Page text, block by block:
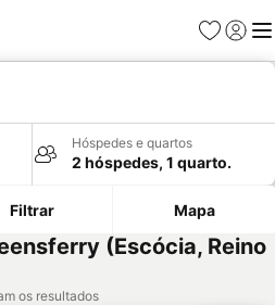
Favoritos
Iniciar
Hóspedes e quartos
2 hóspedes, 1 quarto.
Filtrar Mapa
(Escócia, Reino
os resultados